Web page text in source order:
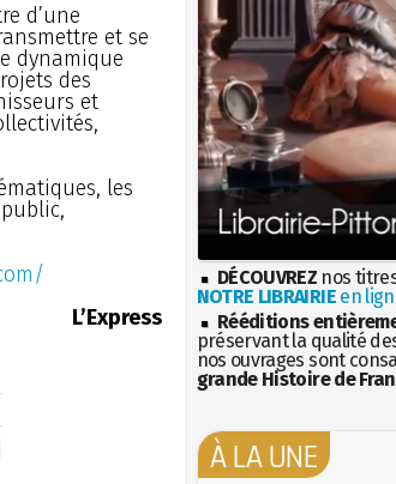
d’une
et se
dynamique
des
et
les
L’Express
DÉCOUVREZ nos
NOTRE LIBRAIRIEen
Rééditions
préservant la qualité
nos ouvrages sont
grande Histoire de
À LA UNE